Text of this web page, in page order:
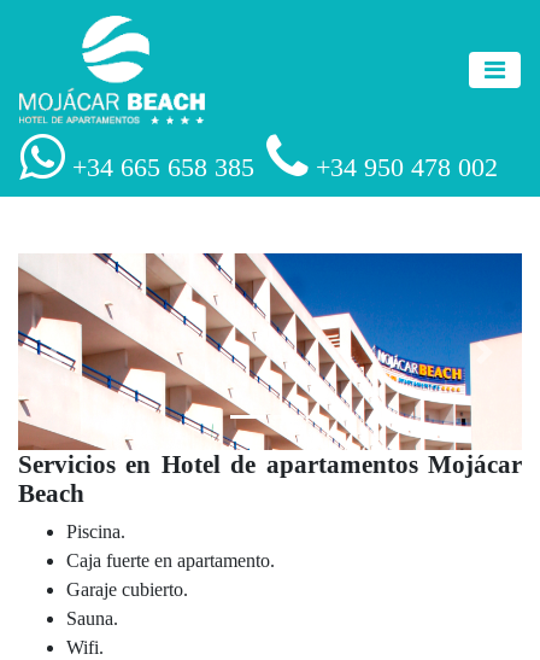
+34 950 478 002
+34 665 658 385
Anterior
Servicios en Hotel de apartamentos Mojácar
Beach
Piscina.
Caja fuerte en apartamento.
Garaje cubierto.
Sauna.
Wifi.